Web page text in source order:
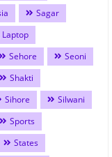
Sagar
Laptop
Sehore
Seoni
Shakti
Sihore
Silwani
Sports
States